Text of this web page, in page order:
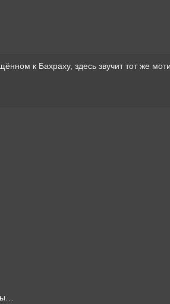
к Бахраху, здесь звучит тот же